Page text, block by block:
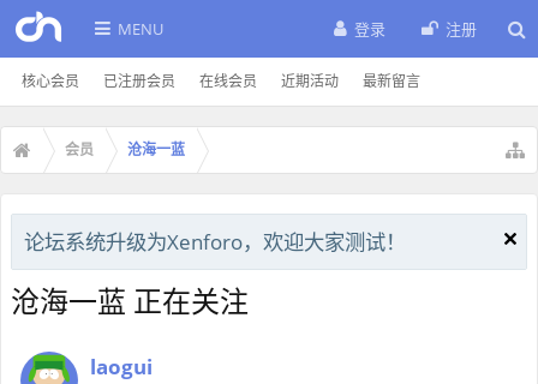
MENU
核心会员 已注册会员 在线会员 近期活动 最新留言
登录 注册
会员 沧海一蓝
论坛系统升级为Xenforo，欢迎大家测试！
沧海一蓝 正在关注
laogui